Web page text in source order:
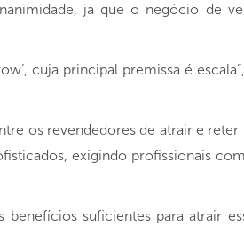
já que o negócio de
cuja principal premissa é
os revendedores de atrair e reter
exigindo profissionais
suficientes para atrair